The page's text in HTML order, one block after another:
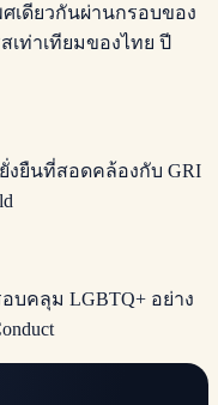
เดียวกันผ่านกรอบของ
ท่าเทียมของไทย ปี
งยืนที่สอดคล้องกับ GRI
บคลุม LGBTQ+ อย่าง